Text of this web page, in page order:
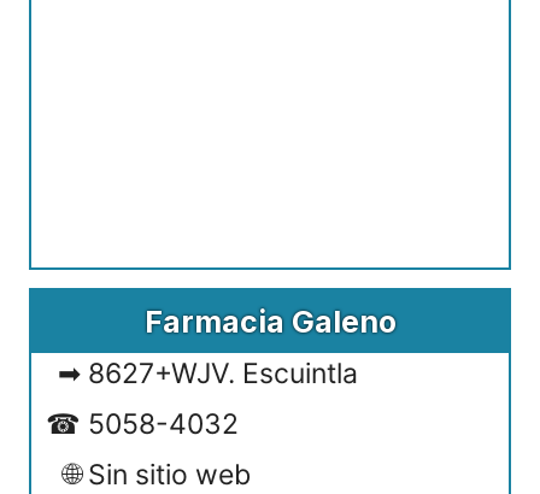
Farmacia Galeno
8627+WJV. Escuintla
5058-4032
Sin sitio web